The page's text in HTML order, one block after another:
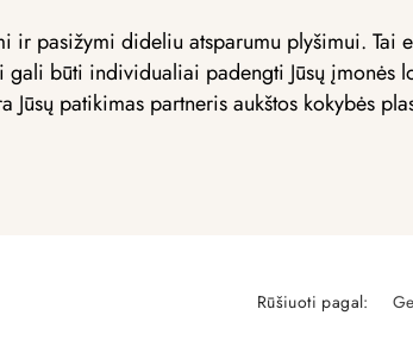
pasižymi dideliu atsparumu plyšimui. Tai
būti individualiai padengti Jūsų įmonės
patikimas partneris aukštos kokybės
Rūšiuoti pagal: